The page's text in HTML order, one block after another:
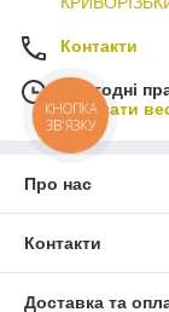
Контакти
Сьогодні
Показати
Про нас
Контакти
Доставка та
КНОПКА
ЗВ'ЯЗКУ